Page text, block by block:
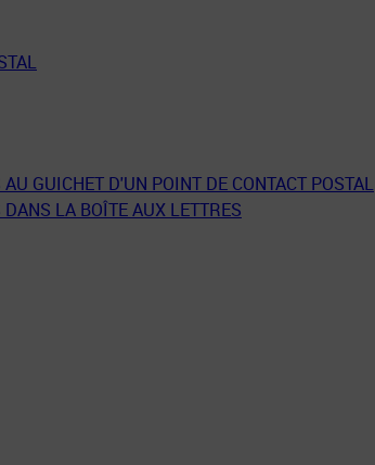
GUICHET D'UN POINT DE CONTACT POSTAL
LA BOÎTE AUX LETTRES